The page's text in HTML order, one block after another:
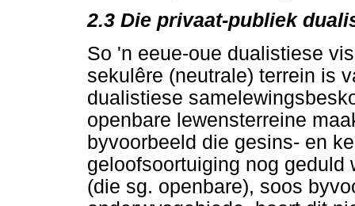
2.3 Die privaat-publiek
So 'n eeue-oue dualistiese
sekulêre (neutrale) terrein is
dualistiese
openbare lewensterreine
byvoorbeeld die gesins- en
geloofsoortuiging nog geduld
(die sg. openbare), soos